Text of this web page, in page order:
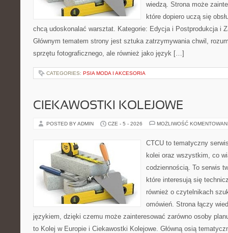
wiedzą. Strona może
które dopiero uczą się
chcą udoskonalać warsztat. Kategorie: Edycja i Postprodukcja i
Głównym tematem strony jest sztuka zatrzymywania chwil,
sprzętu fotograficznego, ale również jako język […]
CATEGORIES: PSIA MODA I AKCESORIA
CIEKAWOSTKI KOLEJOWE
POSTED BY ADMIN CZE - 5 - 2026 MOŻLIWOŚĆ
CTCU to tematyczny
kolei oraz wszystkim, co
codziennością. To serwis
które interesują się
również o czytelnikach
omówień. Strona łączy
językiem, dzięki czemu może zainteresować zarówno osoby
to Kolej w Europie i Ciekawostki Kolejowe. Główną osią